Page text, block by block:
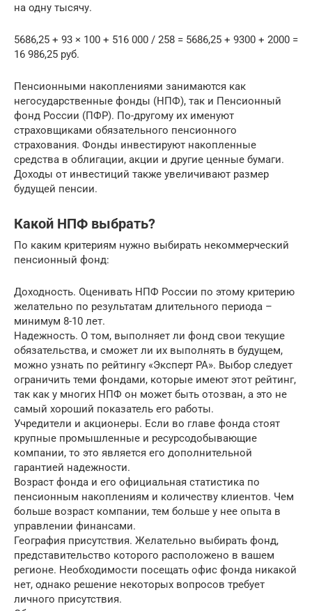
на одну тысячу.
5686,25 + 93 × 100 + 516 000 / 258 = 5686,25 + 9300 + 2000 =
16 986,25 руб.
Пенсионными накоплениями занимаются как
негосударственные фонды (НПФ), так и Пенсионный
фонд России (ПФР). По-другому их именуют
страховщиками обязательного пенсионного
страхования. Фонды инвестируют накопленные
средства в облигации, акции и другие ценные бумаги.
Доходы от инвестиций также увеличивают размер
будущей пенсии.
Какой НПФ выбрать?
По каким критериям нужно выбирать некоммерческий
пенсионный фонд:
Доходность. Оценивать НПФ России по этому критерию
желательно по результатам длительного периода –
минимум 8-10 лет.
Надежность. О том, выполняет ли фонд свои текущие
обязательства, и сможет ли их выполнять в будущем,
можно узнать по рейтингу «Эксперт РА». Выбор следует
ограничить теми фондами, которые имеют этот рейтинг,
так как у многих НПФ он может быть отозван, а это не
самый хороший показатель его работы.
Учредители и акционеры. Если во главе фонда стоят
крупные промышленные и ресурсодобывающие
компании, то это является его дополнительной
гарантией надежности.
Возраст фонда и его официальная статистика по
пенсионным накоплениям и количеству клиентов. Чем
больше возраст компании, тем больше у нее опыта в
управлении финансами.
География присутствия. Желательно выбирать фонд,
представительство которого расположено в вашем
регионе. Необходимости посещать офис фонда никакой
нет, однако решение некоторых вопросов требует
личного присутствия.